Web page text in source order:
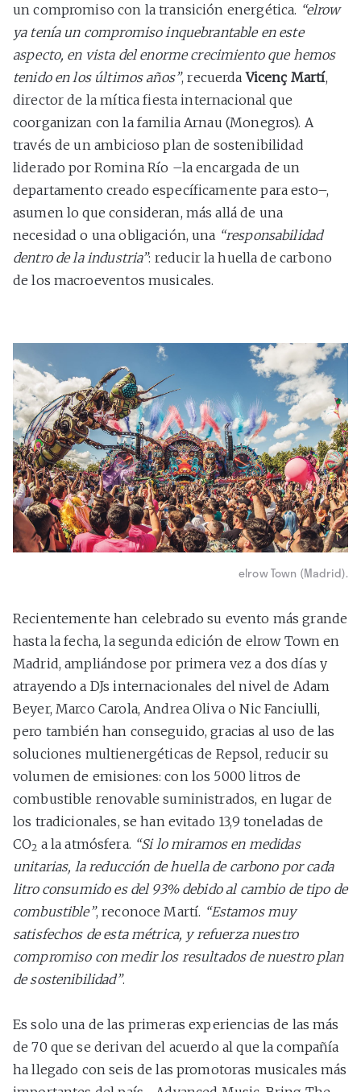
un compromiso con la transición energética. “elrow
ya tenía un compromiso inquebrantable en este
aspecto, en vista del enorme crecimiento que hemos
tenido en los últimos años”, recuerdaVicenç Martí,
director de la mítica fiesta internacional que
coorganizan con la familia Arnau (Monegros). A
través de un ambicioso plan de sostenibilidad
liderado por Romina Río –la encargada de un
departamento creado específicamente para esto–,
asumen lo que consideran, más allá de una
necesidad o una obligación, una “responsabilidad
dentro de la industria”: reducir la huella de carbono
de los macroeventos musicales.
elrow Town (Madrid).
Recientemente han celebrado su evento más grande
hasta la fecha, la segunda edición de elrow Town en
Madrid, ampliándose por primera vez a dos días y
atrayendo a DJs internacionales del nivel de Adam
Beyer, Marco Carola, Andrea Oliva o Nic Fanciulli,
pero también han conseguido, gracias al uso de las
soluciones multienergéticas de Repsol, reducir su
volumen de emisiones: con los 5000 litros de
combustible renovable suministrados, en lugar de
los tradicionales, se han evitado 13,9 toneladas de
CO2 a la atmósfera. “Si lo miramos en medidas
unitarias, la reducción de huella de carbono por cada
litro consumido es del 93% debido al cambio de tipo de
combustible”, reconoce Martí. “Estamos muy
satisfechos de esta métrica, y refuerza nuestro
compromiso con medir los resultados de nuestro plan
de sostenibilidad”.
Es solo una de las primeras experiencias de las más
de 70 que se derivan del acuerdo al que la compañía
ha llegado con seis de las promotoras musicales más